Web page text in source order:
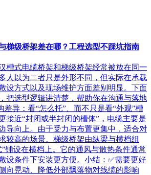
梯级桥架差在哪？工程选型不踩坑指南
槽式电缆桥架和梯级桥架经常被放在同一
人以为二者只是外形不同，但实际在承载
设方式以及现场维护方面差别明显。下面
把选型逻辑讲清楚，帮助你在沟通与落地
差异：看“怎么托”、而不只是看“外观”槽
接近“封闭或半封闭的槽体”，电缆主要是
导向上。由于受力与布置更集中，适合对
较高的场景。梯级桥架由纵梁与横档组
铺设在横档上。它的通风与散热条件通常
设条件下安装更方便。小结：✅需要更好
向晃动、降低外部飘落物对线缆的影响